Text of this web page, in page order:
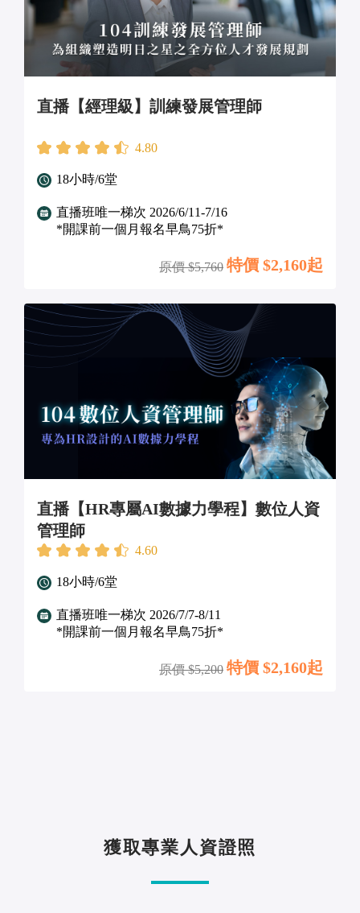
直播【經理級】訓練發展管理師
4.80
18小時/6堂
直播班唯一梯次 2026/6/11-7/16
*開課前一個月報名早鳥75折*
原價 $5,760 特價 $2,160起
直播【HR專屬AI數據力學程】數位人資
管理師
4.60
18小時/6堂
直播班唯一梯次 2026/7/7-8/11
*開課前一個月報名早鳥75折*
原價 $5,200 特價 $2,160起
獲取專業人資證照